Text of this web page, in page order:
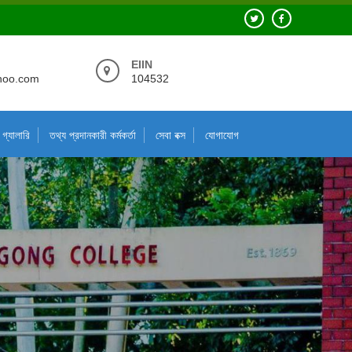
EIIN
104532
গ্যালারি তথ্য প্রদানকারী কর্মকর্তা সেবা বক্স যোগাযোগ